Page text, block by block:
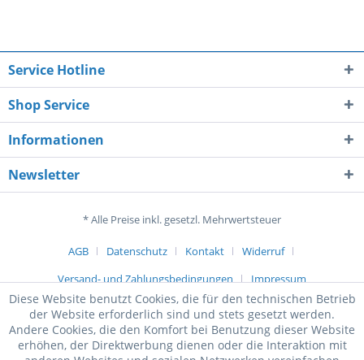
Service Hotline
Shop Service
Informationen
Newsletter
* Alle Preise inkl. gesetzl. Mehrwertsteuer
AGB Datenschutz Kontakt
Widerruf
Versand- und Zahlungsbedingungen
Impressum
Diese Website benutzt Cookies, die für den technischen Betrieb
der Website erforderlich sind und stets gesetzt werden.
Andere Cookies, die den Komfort bei Benutzung dieser Website
erhöhen, der Direktwerbung dienen oder die Interaktion mit